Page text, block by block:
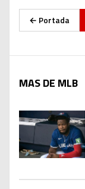
← Portada
MAS DE MLB